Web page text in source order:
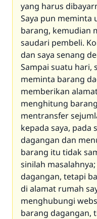
yang harus
Saya pun meminta
barang, kemudian
saudari pembeli.
dan saya senang
Sampai suatu hari,
meminta barang
memberikan
menghitung
mentransfer
kepada saya, pada
dagangan dan
barang itu tidak
sinilah
dagangan, tetapi
di alamat rumah
menghubungi
barang dagangan,